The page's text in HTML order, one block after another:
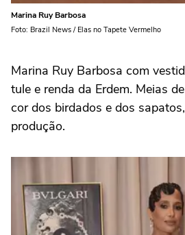
Marina Ruy Barbosa
Foto: Brazil News / Elas no Tapete Vermelho
Marina Ruy Barbosa com
tule e renda da Erdem. Meias
cor dos birdados e dos
produção.